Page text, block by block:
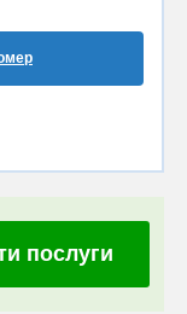
послуги